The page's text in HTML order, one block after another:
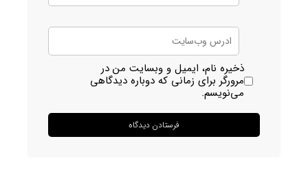
ذخیره نام، ایمیل و وبسایت من در
مرورگر برای زمانی که دوباره دیدگاهی
می‌نویسم.